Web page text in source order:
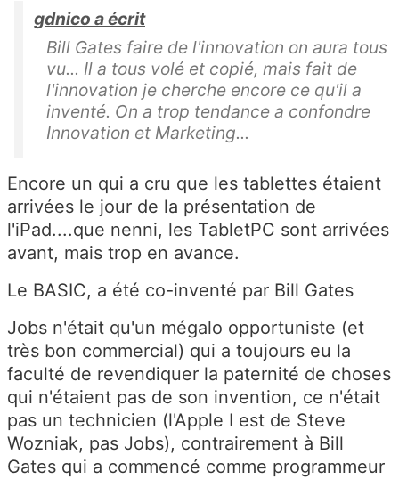
gdnico a écrit
Bill Gates faire de l'innovation on aura tous
vu... Il a tous volé et copié, mais fait de
l'innovation je cherche encore ce qu'il a
inventé. On a trop tendance a confondre
Innovation et Marketing...
Encore un qui a cru que les tablettes étaient
arrivées le jour de la présentation de
l'iPad....que nenni, les TabletPC sont arrivées
avant, mais trop en avance.
Le BASIC, a été co-inventé par Bill Gates
Jobs n'était qu'un mégalo opportuniste (et
très bon commercial) qui a toujours eu la
faculté de revendiquer la paternité de choses
qui n'étaient pas de son invention, ce n'était
pas un technicien (l'Apple I est de Steve
Wozniak, pas Jobs), contrairement à Bill
Gates qui a commencé comme programmeur